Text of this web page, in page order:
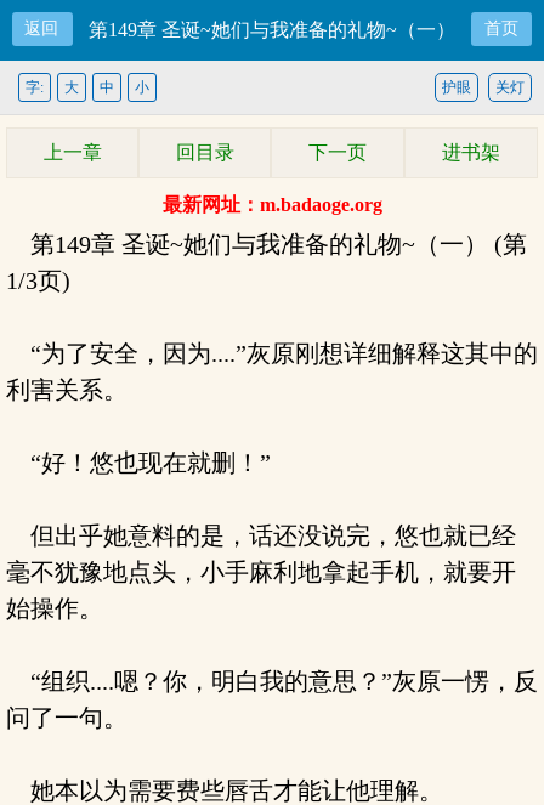
返回 第149章 圣诞~她们与我准备的礼物~（一） 首页
关灯
护眼
字: 大 中 小
上一章 回目录 下一页 进书架
最新网址：m.badaoge.org
第149章 圣诞~她们与我准备的礼物~（一） (第
1/3页)
“为了安全，因为....”灰原刚想详细解释这其中的
利害关系。
“好！悠也现在就删！”
但出乎她意料的是，话还没说完，悠也就已经
毫不犹豫地点头，小手麻利地拿起手机，就要开
始操作。
“组织....嗯？你，明白我的意思？”灰原一愣，反
问了一句。
她本以为需要费些唇舌才能让他理解。